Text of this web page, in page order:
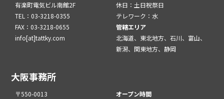
有楽町電気ビル南館2F
TEL：03-3218-0355
FAX：03-3218-0655
info[at]tattky.com
休日：土日祝祭日
テレワーク：水
管轄エリア
北海道、東北地方、石川、富山、
新潟、関東地方、静岡
大阪事務所
〒550-0013
オープン時間